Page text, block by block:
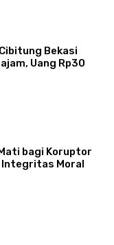
Bekasi
Uang Rp30
bagi Koruptor
Integritas Moral